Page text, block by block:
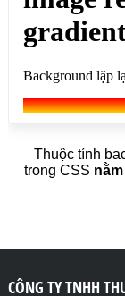
Thuộc tính
trong CSS
CÔNG TY TNHH